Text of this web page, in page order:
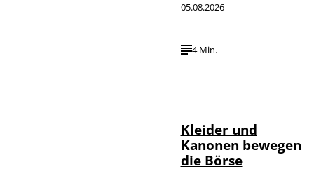
05.08.2026
4 Min.
Kleider und
Kanonen bewegen
die Börse